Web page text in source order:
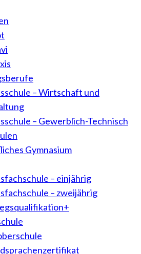
– Wirtschaft und
– Gewerblich-Technisch
Gymnasium
– einjährig
– zweijährig